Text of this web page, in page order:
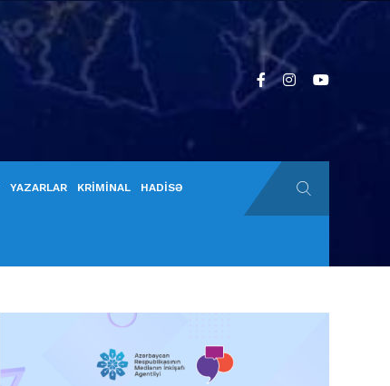
YAZARLAR KRİMİNAL HADİSƏ